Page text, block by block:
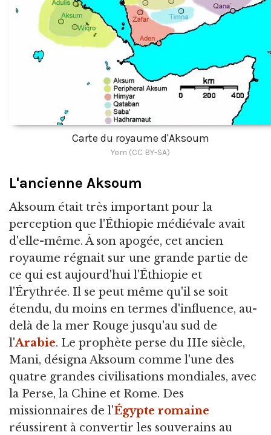
Carte du royaume d'Aksoum
Yom (CC BY-SA)
L'ancienne Aksoum
Aksoum était très important pour la
perception que l'Éthiopie médiévale avait
d'elle-même. À son apogée, cet ancien
royaume régnait sur une grande partie de
ce qui est aujourd'hui l'Éthiopie et
l'Érythrée. Il se peut même qu'il se soit
étendu, du moins en termes d'influence, au-
delà de la mer Rouge jusqu'au sud de
l'Arabie. Le prophète perse du IIIe siècle,
Mani, désigna Aksoum comme l'une des
quatre grandes civilisations mondiales, avec
la Perse, la Chine et Rome. Des
missionnaires de l'Égypte romaine
réussirent à convertir les souverains au